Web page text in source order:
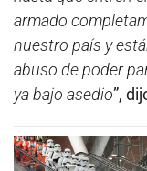
armado
nuestro país y
abuso de poder
ya bajo asedio”,